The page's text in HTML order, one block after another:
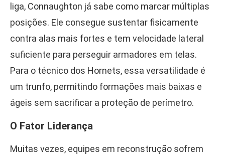
liga, Connaughton já sabe como marcar múltiplas
posições. Ele consegue sustentar fisicamente
contra alas mais fortes e tem velocidade lateral
suficiente para perseguir armadores em telas.
Para o técnico dos Hornets, essa versatilidade é
um trunfo, permitindo formações mais baixas e
ágeis sem sacrificar a proteção de perímetro.
O Fator Liderança
Muitas vezes, equipes em reconstrução sofrem